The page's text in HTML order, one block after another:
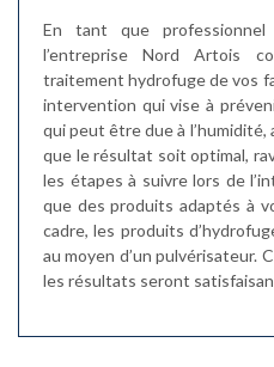
En tant que professionnel
l’entreprise Nord Artois
traitement hydrofuge de vos
intervention qui vise à
qui peut être due à
que le résultat soit optimal,
les étapes à suivre lors de
que des produits adaptés à
cadre, les produits
au moyen d’un pulvérisateur.
les résultats seront